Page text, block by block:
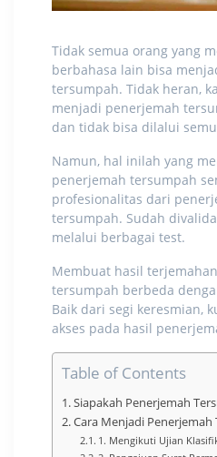
Tidak semua orang yang
berbahasa lain bisa
tersumpah. Tidak heran,
menjadi penerjemah
dan tidak bisa dilalui
Namun, hal inilah yang
penerjemah tersumpah
profesionalitas dari
tersumpah. Sudah
melalui berbagai test.
Membuat hasil
tersumpah berbeda
Baik dari segi keresmian,
akses pada hasil
Table of Contents
Siapakah Penerjemah
Cara Menjadi Penerjemah
1. Mengikuti Ujian